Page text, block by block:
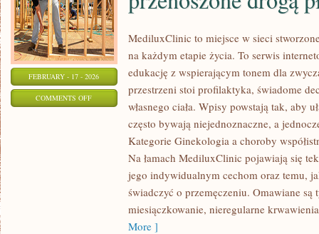
FEBRUARY - 17 - 2026
COMMENTS OFFON
MediluxClinic to miejsce w sieci
na każdym etapie życia. To serwis
edukację z wspierającym tonem dla
przestrzeni stoi profilaktyka, świadome
własnego ciała. Wpisy powstają tak, aby
często bywają niejednoznaczne, a
Kategorie Ginekologia a choroby
Na łamach MediluxClinic pojawiają się
jego indywidualnym cechom oraz temu,
świadczyć o przemęczeniu. Omawiane
miesiączkowanie, nieregularne
More ]